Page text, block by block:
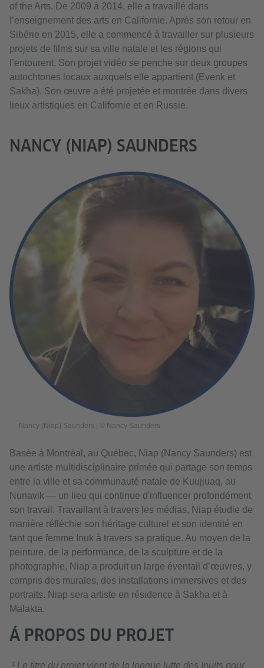
of the Arts. De 2009 à 2014, elle a travaillé dans
l’enseignement des arts en Californie. Après son retour en
Sibérie en 2015, elle a commencé à travailler sur plusieurs
projets de films sur sa ville natale et les régions qui
l’entourent. Son projet vidéo se penche sur deux groupes
autochtones locaux auxquels elle appartient (Evenk et
Sakha). Son œuvre a été projetée et montrée dans divers
lieux artistiques en Californie et en Russie.
NANCY (NIAP) SAUNDERS
Nancy (Niap) Saunders | © Nancy Saunders
Basée à Montréal, au Québec, Niap (Nancy Saunders) est
une artiste multidisciplinaire primée qui partage son temps
entre la ville et sa communauté natale de Kuujjuaq, au
Nunavik — un lieu qui continue d'influencer profondément
son travail. Travaillant à travers les médias, Niap étudie de
manière réfléchie son héritage culturel et son identité en
tant que femme Inuk à travers sa pratique. Au moyen de la
peinture, de la performance, de la sculpture et de la
photographie, Niap a produit un large éventail d’œuvres, y
compris des murales, des installations immersives et des
portraits. Niap sera artiste en résidence à Sakha et à
Malakta.
Á PROPOS DU PROJET
¹ Le titre du projet vient de la longue lutte des Inuits pour